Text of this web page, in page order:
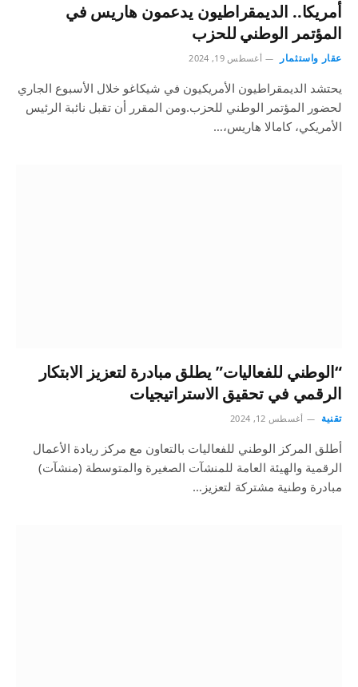
أمريكا.. الديمقراطيون يدعمون هاريس في
المؤتمر الوطني للحزب
عقار واستثمار أغسطس 19, 2024
يحتشد الديمقراطيون الأمريكيون في شيكاغو خلال الأسبوع الجاري
لحضور المؤتمر الوطني للحزب.ومن المقرر أن تقبل نائبة الرئيس
الأمريكي، كامالا هاريس،…
“الوطني للفعاليات” يطلق مبادرة لتعزيز الابتكار
الرقمي في تحقيق الاستراتيجيات
تقنية أغسطس 12, 2024
أطلق المركز الوطني للفعاليات بالتعاون مع مركز ريادة الأعمال
الرقمية والهيئة العامة للمنشآت الصغيرة والمتوسطة (منشآت)
مبادرة وطنية مشتركة لتعزيز…